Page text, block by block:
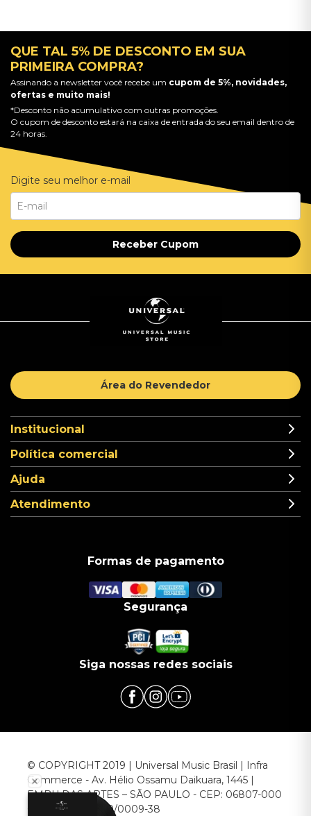
QUE TAL 5% DE DESCONTO EM SUA
PRIMEIRA COMPRA?
Assinando a newsletter você recebe um cupom de 5%, novidades,
ofertas e muito mais!
*Desconto não acumulativo com outras promoções.
O cupom de desconto estará na caixa de entrada do seu email dentro de
24 horas.
Digite seu melhor e-mail
Receber Cupom
Área do Revendedor
Institucional
Política comercial
Ajuda
Atendimento
Formas de pagamento
Segurança
Siga nossas redes sociais
© COPYRIGHT 2019 | Universal Music Brasil | Infra
Commerce - Av. Hélio Ossamu Daikuara, 1445 |
EMBU DAS ARTES – SÃO PAULO - CEP: 06807-000
CNPJ: 00.952.789/0009-38